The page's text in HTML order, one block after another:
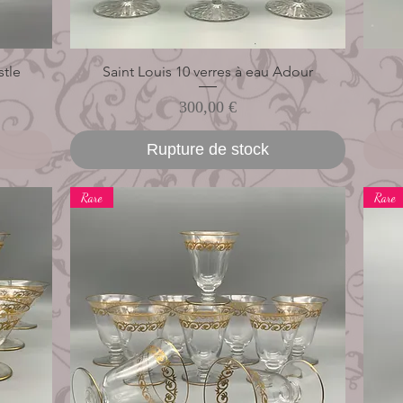
Aperçu rapide
Saint Louis 10 verres à eau Adour
Prix
300,00 €
Rupture de stock
Rare Rare